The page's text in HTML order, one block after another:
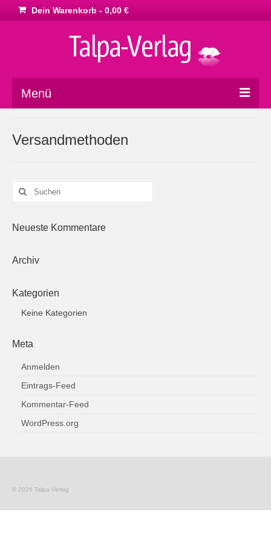
Dein Warenkorb - 0,00 €
Menü
Dies & Das
Impressum
Versandmethoden
Suchen
nach:
Neueste Kommentare
Archiv
Kategorien
Keine Kategorien
Meta
Anmelden
Eintrags-Feed
Kommentar-Feed
WordPress.org
© 2026 Talpa-Verlag